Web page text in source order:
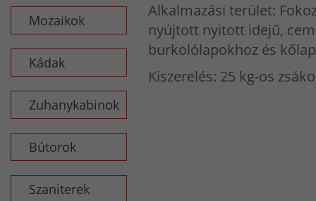
Mozaikok
Kádak
Zuhanykabinok
Bútorok
Szaniterek
Alkalmazási terület:
nyújtott nyitott idejű,
burkolólapokhoz és
Kiszerelés: 25 kg-os